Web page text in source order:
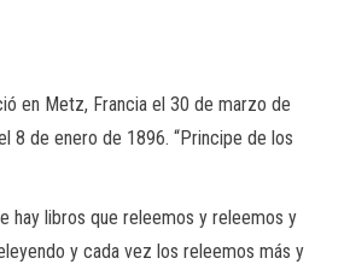
en Metz, Francia el 30 de marzo de
8 de enero de 1896. “Principe de los
hay libros que releemos y releemos y
y cada vez los releemos más y